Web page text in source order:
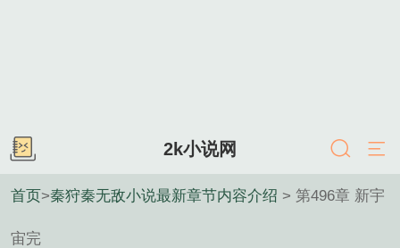
2k小说网
首页>秦狩秦无敌小说最新章节内容介绍 > 第496章 新宇
宙完